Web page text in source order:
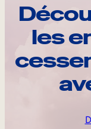
les